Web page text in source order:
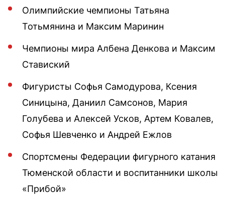
Олимпийские чемпионы Татьяна
Тотьмянина и Максим Маринин
Чемпионы мира Албена Денкова и Максим
Ставиский
Фигуристы Софья Самодурова, Ксения
Синицына, Даниил Самсонов, Мария
Голубева и Алексей Усков, Артем Ковалев,
Софья Шевченко и Андрей Ежлов
Спортсмены Федерации фигурного катания
Тюменской области и воспитанники школы
«Прибой»